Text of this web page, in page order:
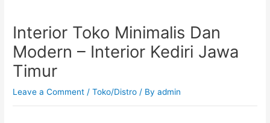
Interior Toko Minimalis Dan
Modern – Interior Kediri Jawa
Timur
Leave a Comment /Toko/Distro / Byadmin